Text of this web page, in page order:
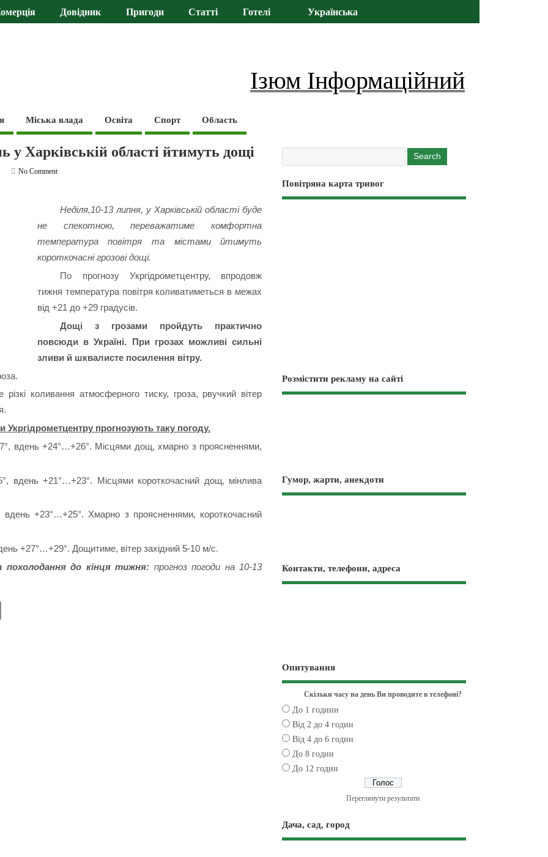
Довідник Пригоди Статті Готелі Українська
Ізюм Інформаційний
Міська влада Освіта Спорт Область
у Харківській області йтимуть дощі
No Comment
Неділя,10-13 липня, у Харківській області буде
не спекотною, переважатиме комфортна
температура повітря та містами йтимуть
короткочасні грозові дощі.
По прогнозу Укргідрометцентру, впродовж
тижня температура повітря коливатиметься в межах
від +21 до +29 градусів.
Дощі з грозами пройдуть практично
повсюди в Україні. При грозах можливі сильні
зливи й шквалисте посилення вітру.
коливання атмосферного тиску, гроза, рвучкий вітер
прогнозують таку погоду.
вдень +24°…+26°. Місцями дощ, хмарно з проясненнями,
вдень +21°…+23°. Місцями короткочасний дощ, мінлива
+23°…+25°. Хмарно з проясненнями, короткочасний
+27°…+29°. Дощитиме, вітер західний 5-10 м/с.
похолодання до кінця тижня: прогноз погоди на 10-13
Повітряна карта тривог
Розмістити рекламу на сайті
Гумор, жарти, анекдоти
Контакти, телефони, адреса
Опитування
Скільки часу на день Ви проводите в телефоні?
До 1 години
Від 2 до 4 годин
Від 4 до 6 годин
До 8 годин
До 12 годин
Переглянути результати
Дача, сад, город